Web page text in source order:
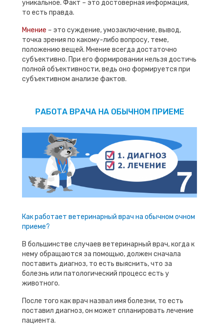
уникальное. Факт – это достоверная информация,
то есть правда.
Мнение – это суждение, умозаключение, вывод,
точка зрения по какому-либо вопросу, теме,
положению вещей. Мнение всегда достаточно
субъективно. При его формировании нельзя достичь
полной объективности, ведь оно формируется при
субъективном анализе фактов.
РАБОТА ВРАЧА НА ОБЫЧНОМ ПРИЕМЕ
Как работает ветеринарный врач на обычном очном
приеме?
В большинстве случаев ветеринарный врач, когда к
нему обращаются за помощью, должен сначала
поставить диагноз, то есть выяснить, что за
болезнь или патологический процесс есть у
животного.
После того как врач назвал имя болезни, то есть
поставил диагноз, он может спланировать лечение
пациента.